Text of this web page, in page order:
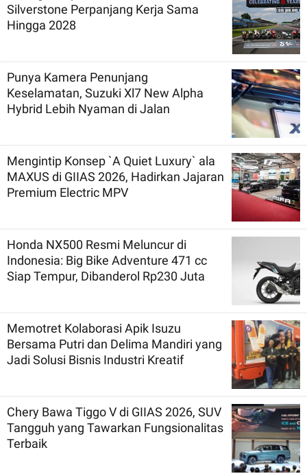
Silverstone Perpanjang Kerja Sama
Hingga 2028
Punya Kamera Penunjang
Keselamatan, Suzuki Xl7 New Alpha
Hybrid Lebih Nyaman di Jalan
Mengintip Konsep `A Quiet Luxury` ala
MAXUS di GIIAS 2026, Hadirkan Jajaran
Premium Electric MPV
Honda NX500 Resmi Meluncur di
Indonesia: Big Bike Adventure 471 cc
Siap Tempur, Dibanderol Rp230 Juta
Memotret Kolaborasi Apik Isuzu
Bersama Putri dan Delima Mandiri yang
Jadi Solusi Bisnis Industri Kreatif
Chery Bawa Tiggo V di GIIAS 2026, SUV
Tangguh yang Tawarkan Fungsionalitas
Terbaik